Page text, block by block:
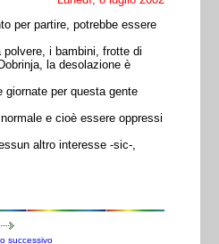
per partire, potrebbe essere
i bambini, frotte di
la desolazione è
giornate per questa gente
e cioè essere oppressi
altro interesse -sic-,
successivo